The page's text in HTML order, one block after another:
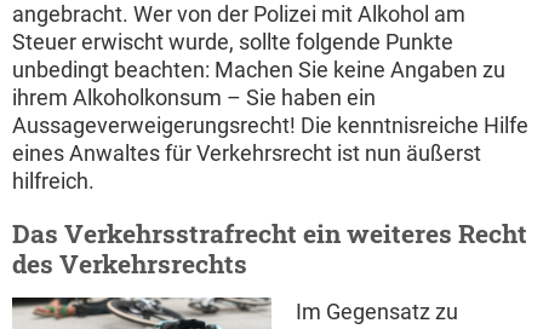
angebracht. Wer von der Polizei mit Alkohol am
Steuer erwischt wurde, sollte folgende Punkte
unbedingt beachten: Machen Sie keine Angaben zu
ihrem Alkoholkonsum – Sie haben ein
Aussageverweigerungsrecht! Die kenntnisreiche Hilfe
eines Anwaltes für Verkehrsrecht ist nun äußerst
hilfreich.
Das Verkehrsstrafrecht ein weiteres Recht
des Verkehrsrechts
Im Gegensatz zu